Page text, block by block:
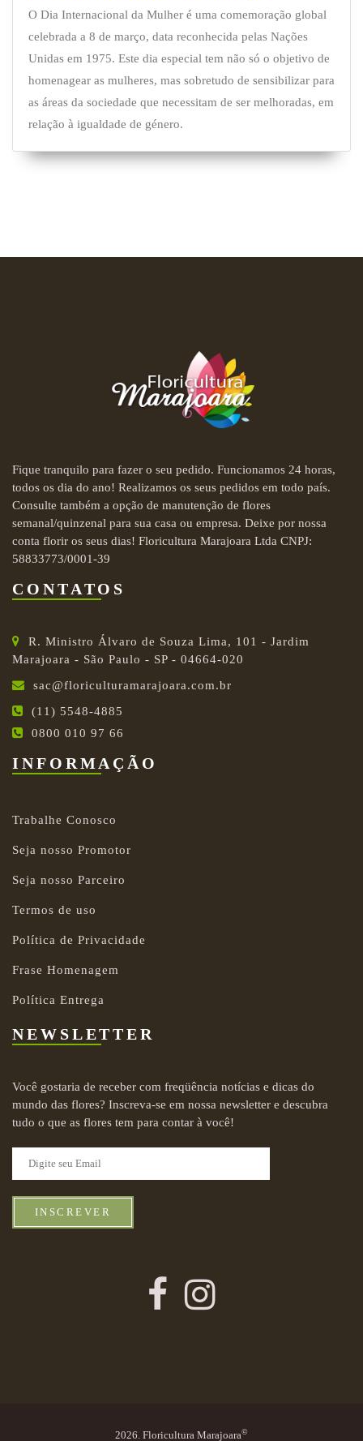
O Dia Internacional da Mulher é uma comemoração global
celebrada a 8 de março, data reconhecida pelas Nações
Unidas em 1975. Este dia especial tem não só o objetivo de
homenagear as mulheres, mas sobretudo de sensibilizar para
as áreas da sociedade que necessitam de ser melhoradas, em
relação à igualdade de género.
Fique tranquilo para fazer o seu pedido. Funcionamos 24 horas,
todos os dia do ano! Realizamos os seus pedidos em todo país.
Consulte também a opção de manutenção de flores
semanal/quinzenal para sua casa ou empresa. Deixe por nossa
conta florir os seus dias! Floricultura Marajoara Ltda CNPJ:
58833773/0001-39
CONTATOS
R. Ministro Álvaro de Souza Lima, 101 - Jardim
Marajoara - São Paulo - SP - 04664-020
sac@floriculturamarajoara.com.br
(11) 5548-4885
0800 010 97 66
INFORMAÇÃO
Trabalhe Conosco
Seja nosso Promotor
Seja nosso Parceiro
Termos de uso
Política de Privacidade
Frase Homenagem
Política Entrega
NEWSLETTER
Você gostaria de receber com freqüência notícias e dicas do
mundo das flores? Inscreva-se em nossa newsletter e descubra
tudo o que as flores tem para contar à você!
INSCREVER
2026. Floricultura Marajoara©